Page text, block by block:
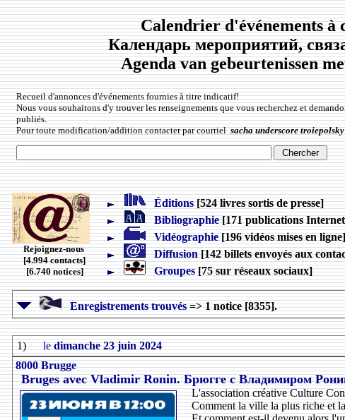
Calendrier d'événements à
Календарь мероприятий,
Agenda van gebeurtenissen
Recueil d'annonces d'événements fournies à titre indicatif!
Nous vous souhaitons d'y trouver les renseignements que vous recherchez et
publiés.
Pour toute modification/addition contacter par courrielsacha underscore
Rejoignez-nous
[4.994 contacts]
[6.740 notices]
Éditions[524 livres sortis de presse]
Bibliographie[171 publications
Vidéographie[196 vidéos mises en
Diffusion[142 billets envoyés aux
Groupes[75 sur réseaux sociaux]
Enregistrements trouvés=> 1 notice [8355].
1) ledimanche 23 juin 2024
8000 Brugge
Bruges avec Vladimir Ronin. Брюгге с Владимиром
L'association créative Culture
Comment la ville la plus riche et